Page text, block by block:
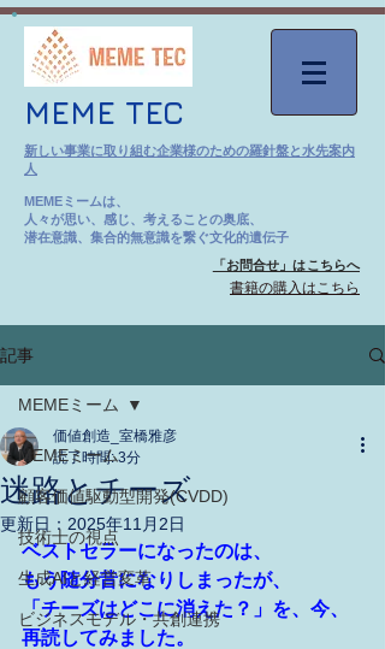
MEME TEC
新しい事業に取り組む企業様のための羅針盤と水先案内
人
MEMEミームは、
人々が思い、感じ、考えることの奥底、
潜在意識、集合的無意識を繋ぐ文化的遺伝子
「お問合せ」はこちらへ
​書籍の購入はこちら
記事
MEMEミーム
顧客価値駆動型開発(CVDD)
技術士の視点
生成AIと経営変革
ビジネスモデル・共創連携
MEMEミーム
迷路とチーズ
価値創造_室橋雅彦
読了時間: 3分
更新日： 2025年11月2日
ベストセラーになったのは、
もう随分昔になりしまったが、
「チーズはどこに消えた？」を、今、
再読してみました。